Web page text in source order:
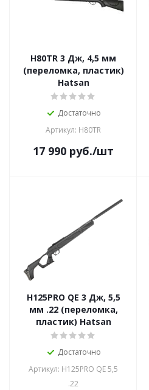
H80TR 3 Дж, 4,5 мм
(переломка, пластик)
Hatsan
Достаточно
Артикул: H80TR
17 990 руб./шт
H125PRO QE 3 Дж, 5,5
мм .22 (переломка,
пластик) Hatsan
Достаточно
Артикул: H125PRO QE 5,5
.22